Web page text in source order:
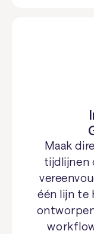
Maak
tijdlijnen
één lijn te